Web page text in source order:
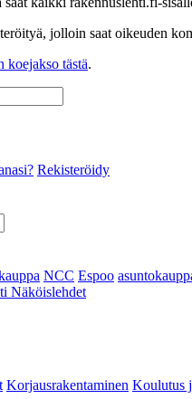
jolloin saat oikeuden
koejakso tästä.
Rekisteröidy
NCC Espoo
Näköislehdet
Korjausrakentaminen Koulutus